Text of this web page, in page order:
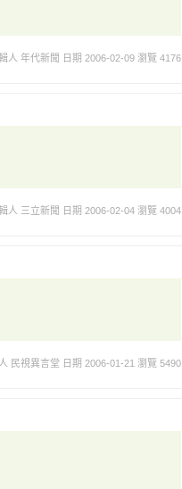
人 年代新聞 日期 2006-02-09 瀏覽 4176
人 三立新聞 日期 2006-02-04 瀏覽 4004
民視異言堂 日期 2006-01-21 瀏覽 5490